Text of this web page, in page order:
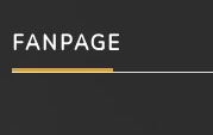
FANPAGE